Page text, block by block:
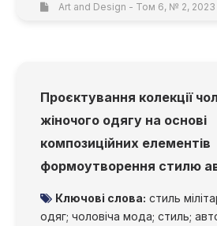
Art and Design - Том 6, № 2, 2023
Проєктування колекції
жіночого одягу на основі
композиційних елементів
формоутворення стилю
Ключові слова: стиль
одяг; чоловіча мода; стиль;